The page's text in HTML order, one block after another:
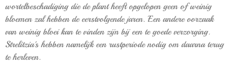
wortelbeschadiging die de plant heeft opgelopen geen of weinig
bloemen zal hebben de eerstvolgende jaren. Een andere oorzaak
van weinig bloei kan te vinden zijn bij een te goede verzorging.
Strelitzia's hebben namelijk een rustperiode nodig om daarna terug
te herleven.